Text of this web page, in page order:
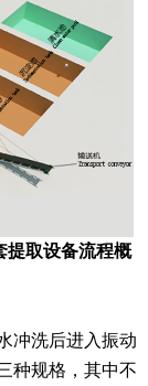
提取设备流程概
冲洗后进入振动
种规格，其中不